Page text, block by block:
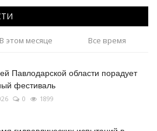
В этом месяце Все время
Павлодарской области порадует
фестиваль
0 1899